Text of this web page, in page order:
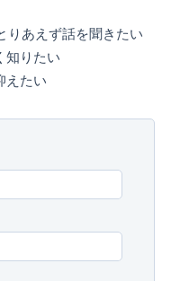
りあえず話を聞きたい
知りたい
えたい